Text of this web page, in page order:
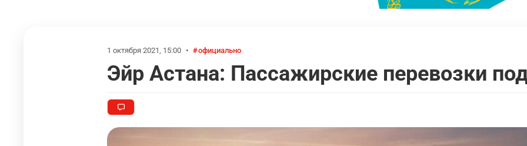
1 октября 2021, 15:00 • официально
Эйр Астана: Пассажирские перевозки